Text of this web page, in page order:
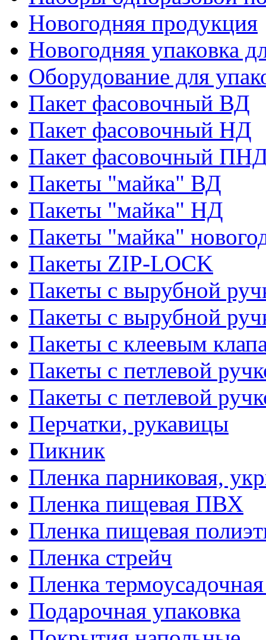
Новогодняя продукция
Новогодняя упаковка
Оборудование для
Пакет фасовочный ВД
Пакет фасовочный НД
Пакет фасовочный
Пакеты "майка" ВД
Пакеты "майка" НД
Пакеты "майка"
Пакеты ZIP-LOCK
Пакеты с вырубной
Пакеты с вырубной
Пакеты с клеевым
Пакеты с петлевой
Пакеты с петлевой
Перчатки, рукавицы
Пикник
Пленка парниковая,
Пленка пищевая ПВХ
Пленка пищевая
Пленка стрейч
Пленка
Подарочная упаковка